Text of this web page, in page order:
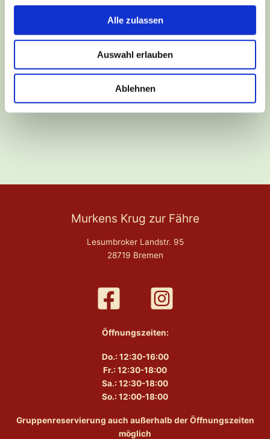
Alle zulassen
Auswahl erlauben
Ablehnen
Events
Murkens Krug zur Fähre
Lesumbroker Landstr. 95
28719 Bremen
Öffnungszeiten:
Do.: 12:30-16:00
Fr.: 12:30-18:00
Sa.: 12:30-18:00
So.: 12:00-18:00
Gruppenreservierung auch außerhalb der Öffnungszeiten
möglich